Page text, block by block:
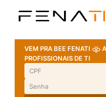
VEM PRA BEE FENATI
PROFISSIONAIS DE TI